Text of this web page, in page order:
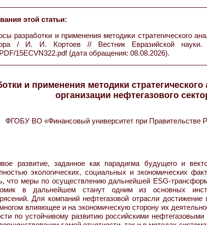
этой статьи:
разработки и применения методики стратегического
/ И. И. Кортоев // Вестник
15ECVN322.pdf (дата обращения: 08.08.2026).
и применения методики стратегического
организации нефтегазового
ФГОБУ ВО «Финансовый университет при Правительстве
развитие, заданное как парадигма будущего и
экологических, социальных и экономических
что меры по осуществлению дальнейшей ESG-
в дальнейшем станут одним из основных
Для компаний нефтегазовой отрасли достижение
влияющее и на экономическую сторону их
по устойчивому развитию российскими